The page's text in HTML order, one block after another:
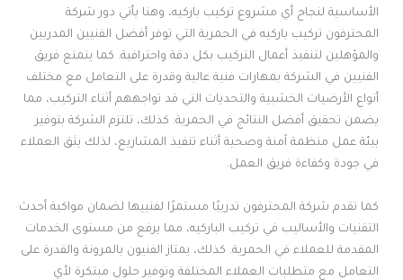
الأساسية لنجاح أي مشروع تركيب باركيه، وهنا يأتي دور شركة
المحترفون تركيب باركيه في الحمرية التي توفر أفضل الفنيين المدربين
والمؤهلين لتنفيذ أعمال التركيب بكل دقة واحترافية. كما يتمتع فريق
الفنيين في الشركة بمهارات فنية عالية وقدرة على التعامل مع مختلف
أنواع الأرضيات الخشبية والتحديات التي قد تواجههم أثناء التركيب، مما
يضمن تحقيق أفضل النتائج في الحمرية. كذلك، تلتزم الشركة بتوفير
بيئة عمل منظمة آمنة وصحية أثناء تنفيذ المشاريع، لذلك يثق العملاء
في جودة وكفاءة فريق العمل.
كما تقدم شركة المحترفون تدريبًا مستمرًا لفنييها لضمان مواكبة أحدث
التقنيات والأساليب في تركيب الباركيه، مما يرفع من مستوى الخدمات
المقدمة للعملاء في الحمرية. كذلك، يمتاز الفنيون بالمرونة والقدرة على
التعامل مع متطلبات العملاء المختلفة وتوفير حلول مبتكرة لأي